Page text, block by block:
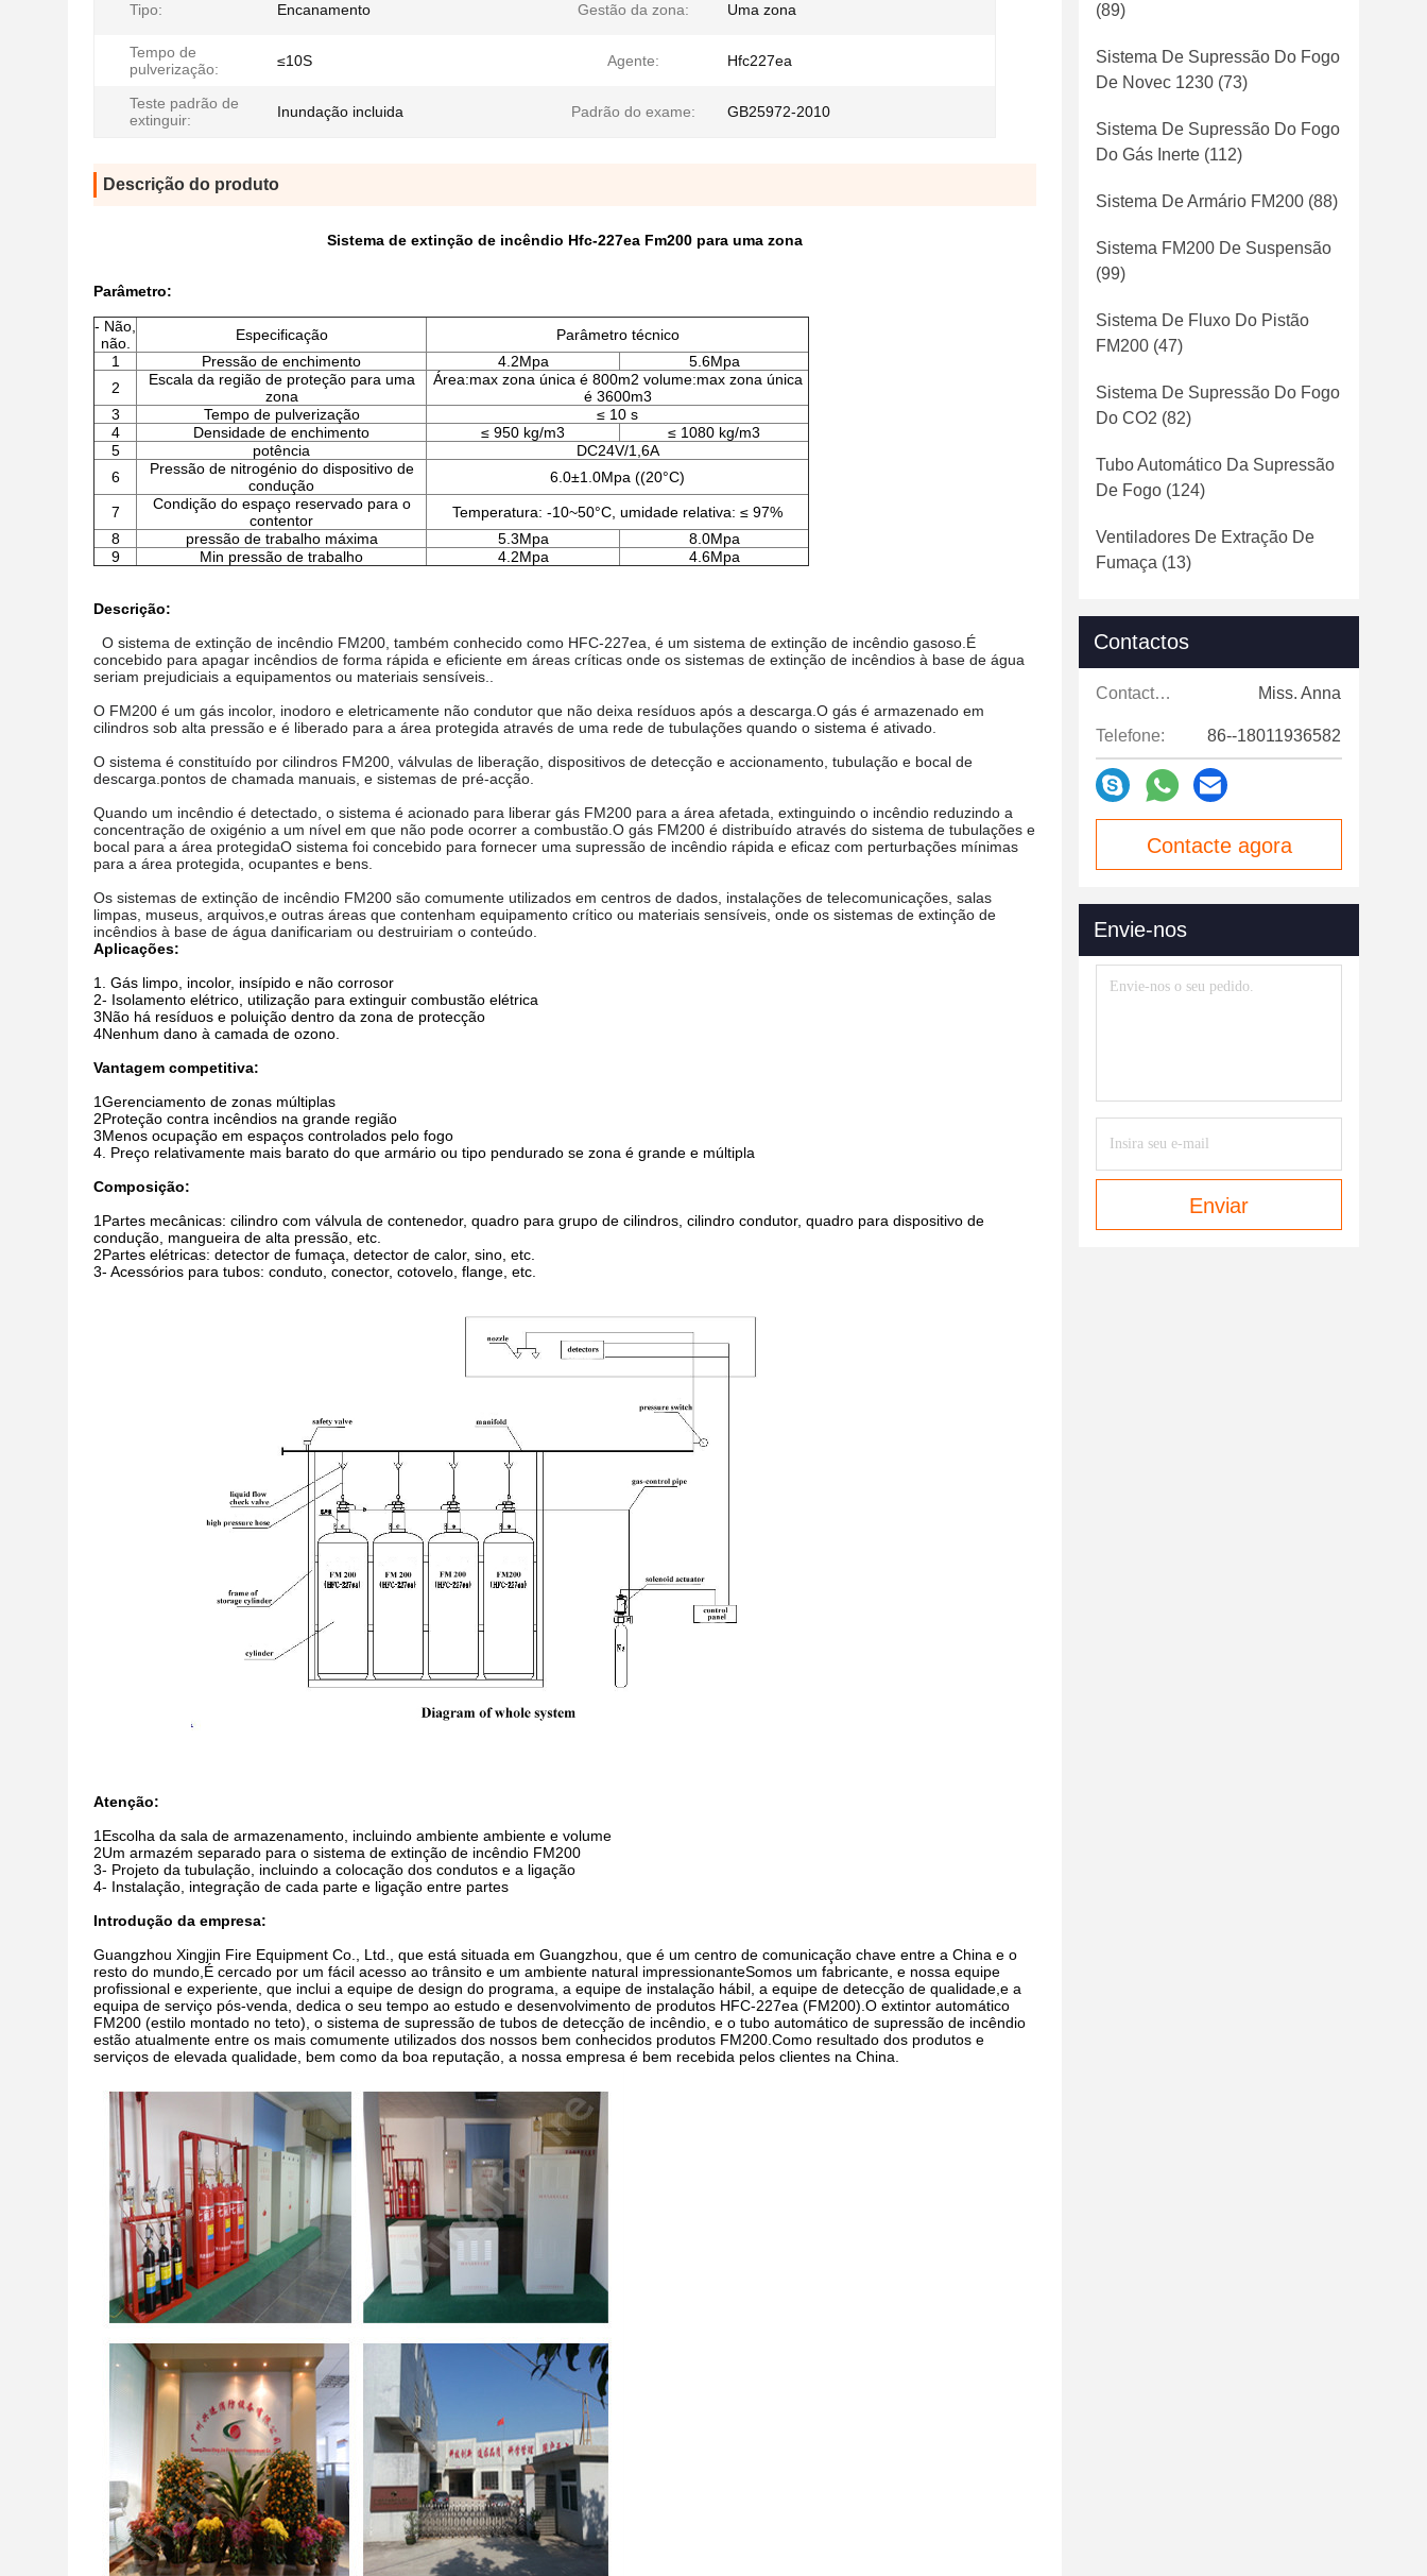
Tipo: Encanamento Gestão da zona: Uma zona
Tempo de
pulverização:
≤10S Agente: Hfc227ea
Teste padrão de
extinguir:
Inundação incluida Padrão do exame: GB25972-2010
Descrição do produto
Sistema de extinção de incêndio Hfc-227ea Fm200 para uma zona
Parâmetro:
- Não,
não.
Especificação
Parâmetro técnico
1
Pressão de enchimento 4.2Mpa
5.6Mpa
2
Escala da região de proteção para uma
zona
Área:max zona única é 800m2 volume:max zona única
é 3600m3
3
Tempo de pulverização
≤ 10 s
4
Densidade de enchimento ≤ 950 kg/m3
≤ 1080 kg/m3
5
potência
DC24V/1,6A
6
Pressão de nitrogénio do dispositivo de
condução
6.0±1.0Mpa ((20°C)
7
Condição do espaço reservado para o
contentor
Temperatura: -10~50°C, umidade relativa: ≤ 97%
8
pressão de trabalho máxima 5.3Mpa
8.0Mpa
9
Min pressão de trabalho 4.2Mpa 4.6Mpa
Descrição:
O sistema de extinção de incêndio FM200, também conhecido como HFC-227ea, é um sistema de extinção de incêndio gasoso.É
concebido para apagar incêndios de forma rápida e eficiente em áreas críticas onde os sistemas de extinção de incêndios à base de água
seriam prejudiciais a equipamentos ou materiais sensíveis..
O FM200 é um gás incolor, inodoro e eletricamente não condutor que não deixa resíduos após a descarga.O gás é armazenado em
cilindros sob alta pressão e é liberado para a área protegida através de uma rede de tubulações quando o sistema é ativado.
O sistema é constituído por cilindros FM200, válvulas de liberação, dispositivos de detecção e accionamento, tubulação e bocal de
descarga.pontos de chamada manuais, e sistemas de pré-acção.
Quando um incêndio é detectado, o sistema é acionado para liberar gás FM200 para a área afetada, extinguindo o incêndio reduzindo a
concentração de oxigénio a um nível em que não pode ocorrer a combustão.O gás FM200 é distribuído através do sistema de tubulações e
bocal para a área protegidaO sistema foi concebido para fornecer uma supressão de incêndio rápida e eficaz com perturbações mínimas
para a área protegida, ocupantes e bens.
Os sistemas de extinção de incêndio FM200 são comumente utilizados em centros de dados, instalações de telecomunicações, salas
limpas, museus, arquivos,e outras áreas que contenham equipamento crítico ou materiais sensíveis, onde os sistemas de extinção de
incêndios à base de água danificariam ou destruiriam o conteúdo.
Aplicações:
1. Gás limpo, incolor, insípido e não corrosor
2- Isolamento elétrico, utilização para extinguir combustão elétrica
3Não há resíduos e poluição dentro da zona de protecção
4Nenhum dano à camada de ozono.
Vantagem competitiva:
1Gerenciamento de zonas múltiplas
2Proteção contra incêndios na grande região
3Menos ocupação em espaços controlados pelo fogo
4. Preço relativamente mais barato do que armário ou tipo pendurado se zona é grande e múltipla
Composição:
1Partes mecânicas: cilindro com válvula de contenedor, quadro para grupo de cilindros, cilindro condutor, quadro para dispositivo de
condução, mangueira de alta pressão, etc.
2Partes elétricas: detector de fumaça, detector de calor, sino, etc.
3- Acessórios para tubos: conduto, conector, cotovelo, flange, etc.
Atenção:
1Escolha da sala de armazenamento, incluindo ambiente ambiente e volume
2Um armazém separado para o sistema de extinção de incêndio FM200
3- Projeto da tubulação, incluindo a colocação dos condutos e a ligação
4- Instalação, integração de cada parte e ligação entre partes
Introdução da empresa:
Guangzhou Xingjin Fire Equipment Co., Ltd., que está situada em Guangzhou, que é um centro de comunicação chave entre a China e o
resto do mundo,É cercado por um fácil acesso ao trânsito e um ambiente natural impressionanteSomos um fabricante, e nossa equipe
profissional e experiente, que inclui a equipe de design do programa, a equipe de instalação hábil, a equipe de detecção de qualidade,e a
equipa de serviço pós-venda, dedica o seu tempo ao estudo e desenvolvimento de produtos HFC-227ea (FM200).O extintor automático
FM200 (estilo montado no teto), o sistema de supressão de tubos de detecção de incêndio, e o tubo automático de supressão de incêndio
estão atualmente entre os mais comumente utilizados dos nossos bem conhecidos produtos FM200.Como resultado dos produtos e
serviços de elevada qualidade, bem como da boa reputação, a nossa empresa é bem recebida pelos clientes na China.
(89)
Sistema De Supressão Do Fogo
De Novec 1230 (73)
Sistema De Supressão Do Fogo
Do Gás Inerte (112)
Sistema De Armário FM200 (88)
Sistema FM200 De Suspensão
(99)
Sistema De Fluxo Do Pistão
FM200 (47)
Sistema De Supressão Do Fogo
Do CO2 (82)
Tubo Automático Da Supressão
De Fogo (124)
Ventiladores De Extração De
Fumaça (13)
Contactos
Contactos: Miss. Anna
Telefone: 86--18011936582
Contacte agora
Envie-nos
Enviar